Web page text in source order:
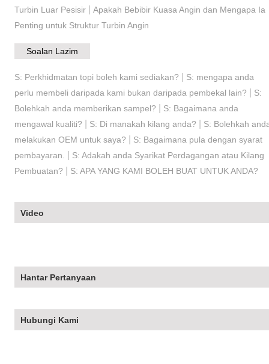
Turbin Luar Pesisir| Apakah Bebibir Kuasa Angin dan Mengapa Ia
Penting untuk Struktur Turbin Angin
Soalan Lazim
S: Perkhidmatan topi boleh kami sediakan?
S: mengapa anda
perlu membeli daripada kami bukan daripada pembekal lain?
S:
Bolehkah anda memberikan sampel?
S: Bagaimana anda
mengawal kualiti?
S: Di manakah kilang anda?
S: Bolehkah
melakukan OEM untuk saya?
S: Bagaimana pula dengan syarat
pembayaran.
S: Adakah anda Syarikat Perdagangan atau Kilang
Pembuatan?
S: APA YANG KAMI BOLEH BUAT UNTUK ANDA?
Video
Hantar Pertanyaan
Hubungi Kami